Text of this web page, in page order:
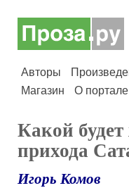
Авторы
Магазин
О портале
Какой
прихода
Игорь Комов